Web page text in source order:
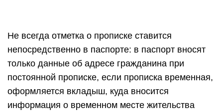
Не всегда отметка о прописке ставится
непосредственно в паспорте: в паспорт вносят
только данные об адресе гражданина при
постоянной прописке, если прописка временная,
оформляется вкладыш, куда вносится
информация о временном месте жительства